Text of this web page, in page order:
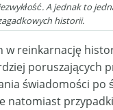
A jednak to
historii.
w reinkarnację
poruszających
świadomości po
natomiast